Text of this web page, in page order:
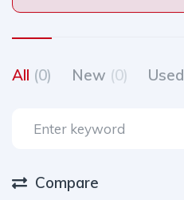
All (0) New (0) Used
Compare